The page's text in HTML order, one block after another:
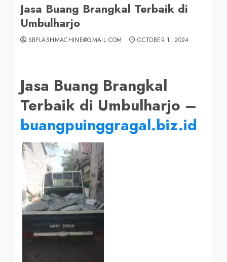
Jasa Buang Brangkal Terbaik di
Umbulharjo
SBFLASHMACHINE@GMAIL.COM OCTOBER 1, 2024
Jasa Buang Brangkal
Terbaik di Umbulharjo –
buangpuinggragal.biz.id